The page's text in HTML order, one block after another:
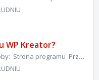
WP Kreator?
Możesz dołączyć na dwa sposoby: Strona programu Przejdź na dedykowaną stronę WP Kreator - znajdziesz na niej szczegóły całego programu Kliknij Dołącz ...